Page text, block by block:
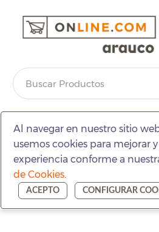
Al navegar en nuestro sitio
usemos cookies para mejorar
experiencia conforme a
de Cookies.
ACEPTO CONFIGURAR